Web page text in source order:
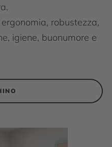
robustezza,
igiene, buonumore e